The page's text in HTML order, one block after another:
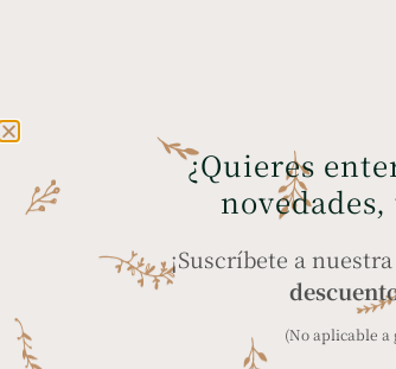
¿Quieres
¡Suscríbete a
(No aplicable a